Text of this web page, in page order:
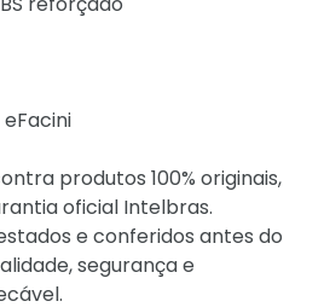
produtos 100% originais,
oficial Intelbras.
e conferidos antes do
segurança e